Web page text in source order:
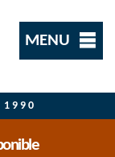
MENU
1990